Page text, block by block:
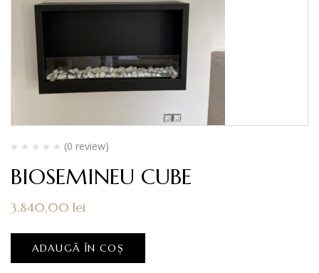
(0 review)
BIOSEMINEU CUBE
3.840,00 lei
ADAUGĂ ÎN COȘ